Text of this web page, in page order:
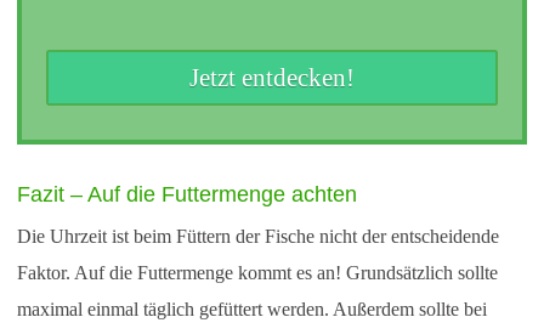
Jetzt entdecken!
Fazit – Auf die Futtermenge achten
Die Uhrzeit ist beim Füttern der Fische nicht der entscheidende
Faktor. Auf die Futtermenge kommt es an! Grundsätzlich sollte
maximal einmal täglich gefüttert werden. Außerdem sollte bei